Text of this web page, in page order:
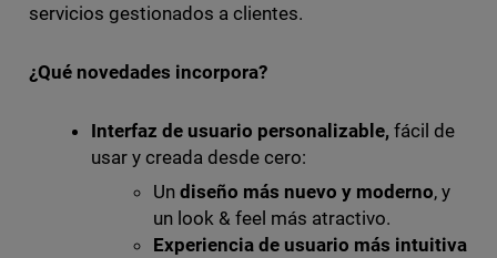
servicios gestionados a clientes.
¿Qué novedades incorpora?
Interfaz de usuario personalizable,fácil de
usar y creada desde cero:
Un diseño más nuevo y moderno, y
un look & feel más atractivo.
Experiencia de usuario más intuitiva